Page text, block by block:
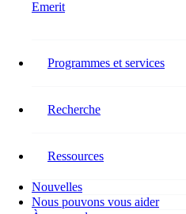
Emerit
Programmes et services
Recherche
Ressources
Nouvelles
Nous pouvons vous aider
Suivez RH Tourisme Canada sur les
nos événements, nos activités et les